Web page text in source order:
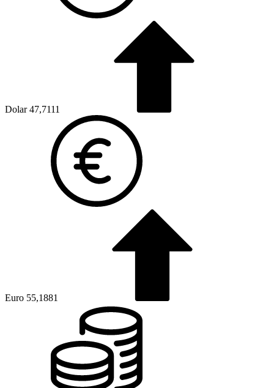
Dolar 47,7111
Euro 55,1881